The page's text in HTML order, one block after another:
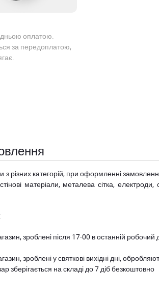
оплатою.
за передоплатою,
різних категорій, при оформленні
матеріали, металева сітка,
зроблені після 17-00 в останній
зроблені у святкові вихідні дні,
зберігається на складі до 7 діб безкоштовно